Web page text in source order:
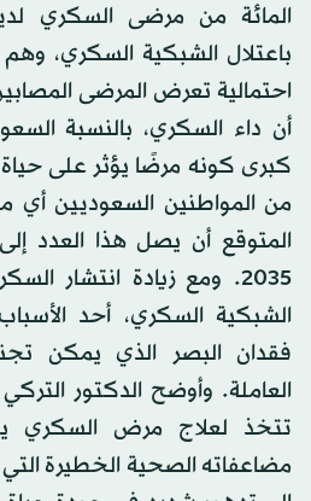
المائة من مرضى السكري
احتمالية تعرض المرضى
أن داء السكري، بالنسبة
2035. ومع زيادة انتشار
الشبكية السكري، أحد
فقدان البصر الذي يمكن
العاملة. وأوضح الدكتور
تتخذ لعلاج مرض السكري
مضاعفاته الصحية الخطيرة